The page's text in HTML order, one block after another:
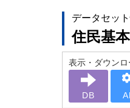
データセッ
住民基
表示・ダウンロ
DB